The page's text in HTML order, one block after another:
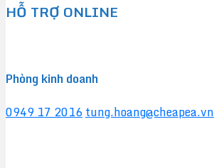
HỖ TRỢ ONLINE
Phòng kinh doanh
0949 17 2016tung.hoang@cheapea.vn